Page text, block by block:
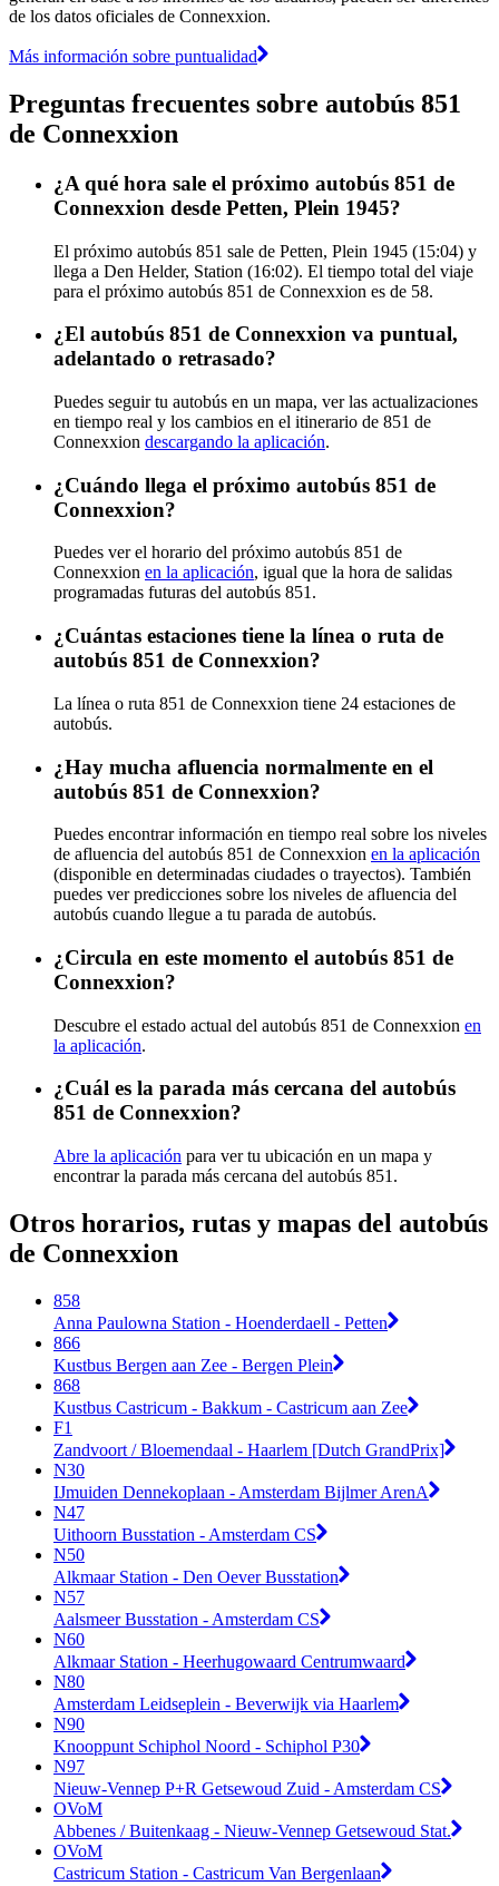
de los datos oficiales de Connexxion.
Más información sobre puntualidad
Preguntas frecuentes sobre autobús 851
de Connexxion
¿A qué hora sale el próximo autobús 851 de
Connexxion desde Petten, Plein 1945?
El próximo autobús 851 sale de Petten, Plein 1945 (15:04) y
llega a Den Helder, Station (16:02). El tiempo total del viaje
para el próximo autobús 851 de Connexxion es de 58.
¿El autobús 851 de Connexxion va puntual,
adelantado o retrasado?
Puedes seguir tu autobús en un mapa, ver las actualizaciones
en tiempo real y los cambios en el itinerario de 851 de
Connexxion descargando la aplicación.
¿Cuándo llega el próximo autobús 851 de
Connexxion?
Puedes ver el horario del próximo autobús 851 de
Connexxion en la aplicación, igual que la hora de salidas
programadas futuras del autobús 851.
¿Cuántas estaciones tiene la línea o ruta de
autobús 851 de Connexxion?
La línea o ruta 851 de Connexxion tiene 24 estaciones de
autobús.
¿Hay mucha afluencia normalmente en el
autobús 851 de Connexxion?
Puedes encontrar información en tiempo real sobre los niveles
de afluencia del autobús 851 de Connexxion en la aplicación
(disponible en determinadas ciudades o trayectos). También
puedes ver predicciones sobre los niveles de afluencia del
autobús cuando llegue a tu parada de autobús.
¿Circula en este momento el autobús 851 de
Connexxion?
Descubre el estado actual del autobús 851 de Connexxion en
la aplicación.
¿Cuál es la parada más cercana del autobús
851 de Connexxion?
Abre la aplicación para ver tu ubicación en un mapa y
encontrar la parada más cercana del autobús 851.
Otros horarios, rutas y mapas del autobús
de Connexxion
858
Anna Paulowna Station - Hoenderdaell - Petten
866
Kustbus Bergen aan Zee - Bergen Plein
868
Kustbus Castricum - Bakkum - Castricum aan Zee
F1
Zandvoort / Bloemendaal - Haarlem [Dutch GrandPrix]
N30
IJmuiden Dennekoplaan - Amsterdam Bijlmer ArenA
N47
Uithoorn Busstation - Amsterdam CS
N50
Alkmaar Station - Den Oever Busstation
N57
Aalsmeer Busstation - Amsterdam CS
N60
Alkmaar Station - Heerhugowaard Centrumwaard
N80
Amsterdam Leidseplein - Beverwijk via Haarlem
N90
Knooppunt Schiphol Noord - Schiphol P30
N97
Nieuw-Vennep P+R Getsewoud Zuid - Amsterdam CS
OVoM
Abbenes / Buitenkaag - Nieuw-Vennep Getsewoud Stat.
OVoM
Castricum Station - Castricum Van Bergenlaan